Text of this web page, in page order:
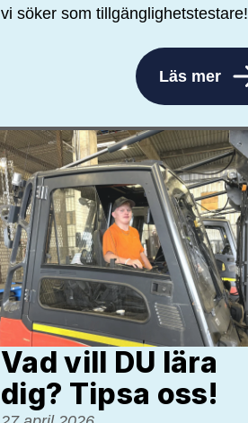
vi söker som tillgänglighetstestare!
Läs mer
Vad vill DU lära
dig? Tipsa oss!